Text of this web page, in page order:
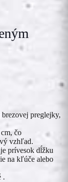
preglejky,
čo
vzhľad.
prívesok dĺžku
na kľúče alebo
.